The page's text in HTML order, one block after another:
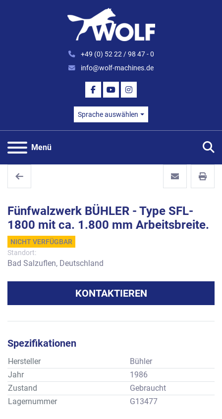
+49 (0) 52 22 / 98 47 - 0
info@wolf-machines.de
FACEBOOK
YOUTUBEINSTAGRAM
Sprache auswählen
Menü
Fünfwalzwerk BÜHLER - Type SFL-
1800 mit ca. 1.800 mm Arbeitsbreite.
NICHT VERFÜGBAR
Standort:
Bad Salzuflen, Deutschland
KONTAKTIEREN
Spezifikationen
Hersteller
Bühler
Jahr
1986
Zustand
Gebraucht
Lagernummer
G13477